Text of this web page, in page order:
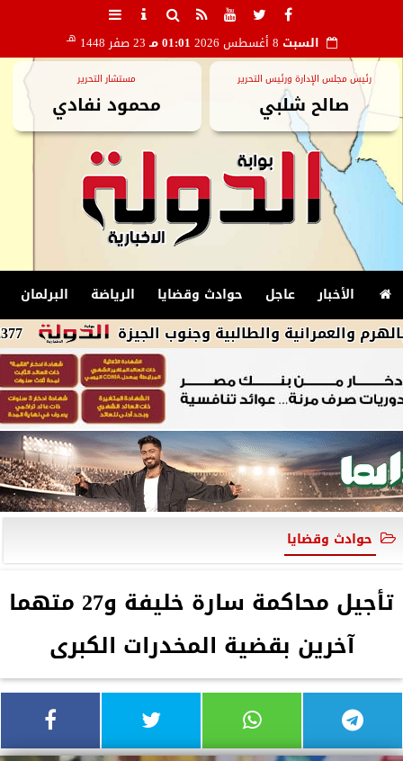
السبت 01:01 مـ 23 صفر 1448 هـ
رئيس مجلس الإدارة ورئيس التحرير
صالح شلبي
مستشار التحرير
محمود نفادي
الأخبار عاجل حوادث وقضايا الرياضة البرلمان
2377 بالحسينية وأبو كبير يستفيدون من القوافل الطبية .. وتحويل 159 للعمليات والطالبية وجنوب الجيزة
حوادث وقضايا
تأجيل محاكمة سارة خليفة و27 متهما
آخرين بقضية المخدرات الكبرى